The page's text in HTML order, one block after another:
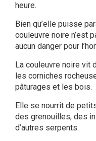
heure.
Bien qu’elle puisse
couleuvre noire n’est
aucun danger pour
La couleuvre noire vit
les corniches
pâturages et les bois.
Elle se nourrit de
des grenouilles, des
d’autres serpents.